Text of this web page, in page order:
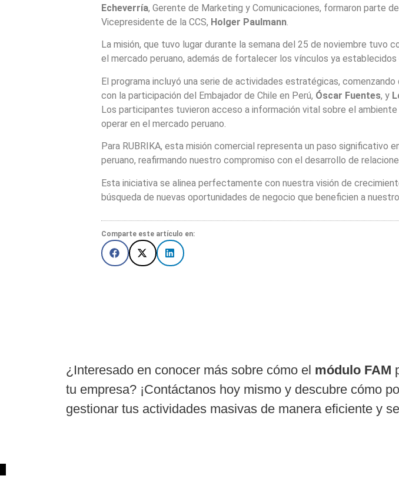
Echeverría, Gerente de Marketing y Comunicaciones, formaron parte
Vicepresidente de la CCS, Holger Paulmann.
La misión, que tuvo lugar durante la semana del 25 de noviembre
el mercado peruano, además de fortalecer los vínculos ya
El programa incluyó una serie de actividades estratégicas,
con la participación del Embajador de Chile en Perú, Óscar Fuentes, y
Los participantes tuvieron acceso a información vital sobre el
operar en el mercado peruano.
Para RUBRIKA, esta misión comercial representa un paso
peruano, reafirmando nuestro compromiso con el desarrollo de
Esta iniciativa se alinea perfectamente con nuestra visión de
búsqueda de nuevas oportunidades de negocio que beneficien a
Comparte este artículo en:
¿Interesado en conocer más sobre cómo el módulo FAM
tu empresa? ¡Contáctanos hoy mismo y descubre cómo
gestionar tus actividades masivas de manera eficiente y